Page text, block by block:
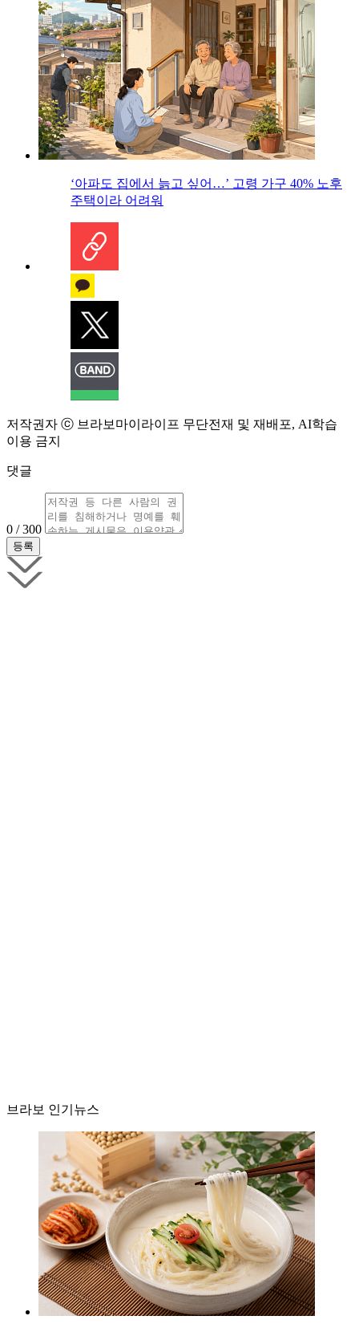
‘아파도 집에서 늙고 싶어…’ 고령 가구 40% 노후
주택이라 어려워
저작권자 ⓒ 브라보마이라이프 무단전재 및 재배포, AI학습
이용 금지
댓글
0 / 300
브라보 인기뉴스